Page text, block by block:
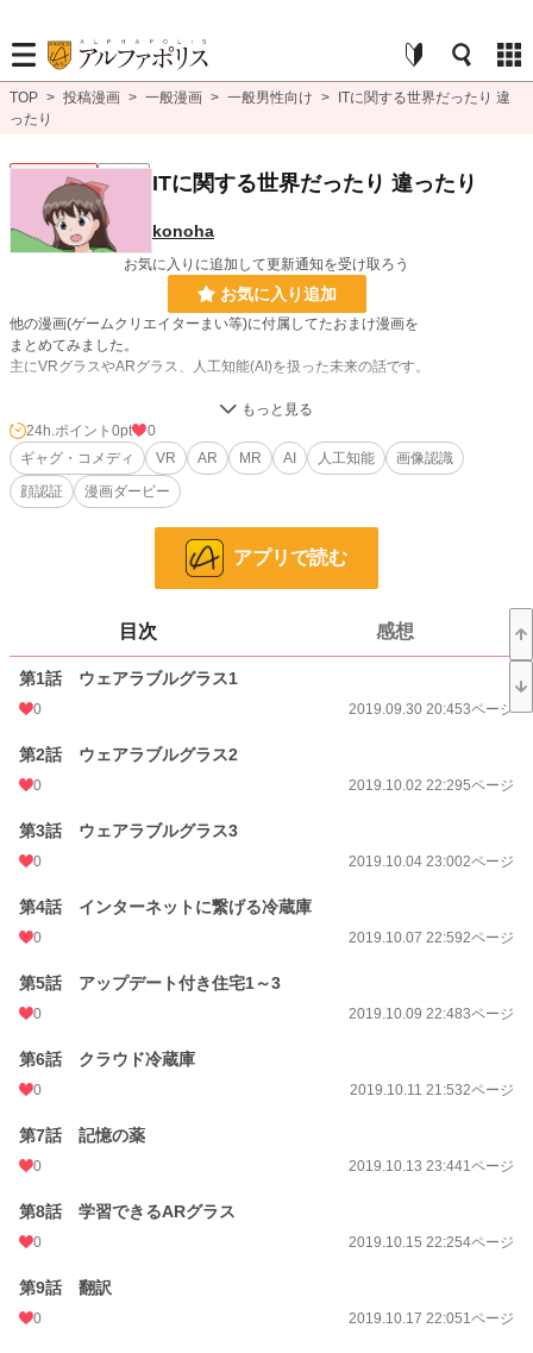
TOP > 投稿漫画 > 一般漫画 > 一般男性向け >
ITに関する世界だったり 違
ったり
一般男性向け 連載中 ITに関する世界だったり 違ったり
konoha
お気に入りに追加して更新通知を受け取ろう
お気に入り追加
他の漫画(ゲームクリエイターまい等)に付属してたおまけ漫画を
まとめてみました。
主にVRグラスやARグラス、人工知能(AI)を扱った未来の話です。
一般男性向け 2,374 位 / 2,374 件
お気に入り 7
2020.10.31 22:01
初回公開日時 2019.09.30 20:45
週間ポイント
月間ポイント 0 pt (8,555 位)
年間ポイント
累計ポイント 8,583 pt (2,364 位)
24h.ポイント 0pt
0
ギャグ・コメディ
VR AR MR AI 人工知能
画像認識
顔認証
漫画ダービー
アプリで読む
目次 感想
第1話 ウェアラブルグラス1
0 2019.09.30 20:453ページ
第2話 ウェアラブルグラス2
0 2019.10.02 22:295ページ
第3話 ウェアラブルグラス3
0 2019.10.04 23:002ページ
第4話 インターネットに繋げる冷蔵庫
0 2019.10.07 22:592ページ
第5話 アップデート付き住宅1～3
0 2019.10.09 22:483ページ
第6話 クラウド冷蔵庫
0 2019.10.11 21:532ページ
第7話 記憶の薬
0 2019.10.13 23:441ページ
第8話 学習できるARグラス
0 2019.10.15 22:254ページ
第9話 翻訳
0 2019.10.17 22:051ページ